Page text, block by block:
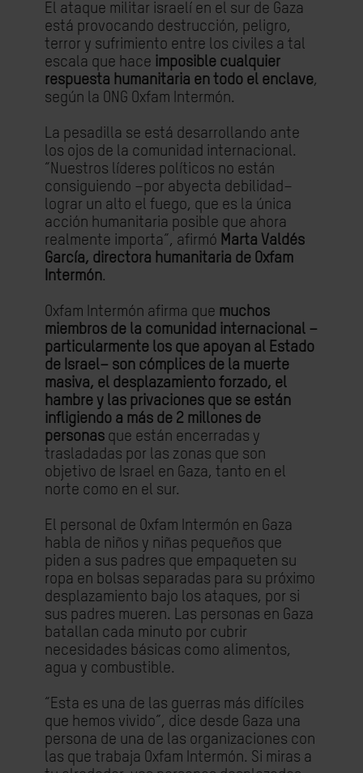
El ataque militar israelí en el sur de Gaza
está provocando destrucción, peligro,
terror y sufrimiento entre los civiles a tal
escala que hace imposible cualquier
respuesta humanitaria en todo el enclave,
según la ONG Oxfam Intermón.
La pesadilla se está desarrollando ante
los ojos de la comunidad internacional.
“Nuestros líderes políticos no están
consiguiendo –por abyecta debilidad–
lograr un alto el fuego, que es la única
acción humanitaria posible que ahora
realmente importa”, afirmó Marta Valdés
García, directora humanitaria de Oxfam
Intermón.
Oxfam Intermón afirma que muchos
miembros de la comunidad internacional –
particularmente los que apoyan al Estado
de Israel– son cómplices de la muerte
masiva, el desplazamiento forzado, el
hambre y las privaciones que se están
infligiendo a más de 2 millones de
personas que están encerradas y
trasladadas por las zonas que son
objetivo de Israel en Gaza, tanto en el
norte como en el sur.
El personal de Oxfam Intermón en Gaza
habla de niños y niñas pequeños que
piden a sus padres que empaqueten su
ropa en bolsas separadas para su próximo
desplazamiento bajo los ataques, por si
sus padres mueren. Las personas en Gaza
batallan cada minuto por cubrir
necesidades básicas como alimentos,
agua y combustible.
“Esta es una de las guerras más difíciles
que hemos vivido”, dice desde Gaza una
persona de una de las organizaciones con
las que trabaja Oxfam Intermón. Si miras a